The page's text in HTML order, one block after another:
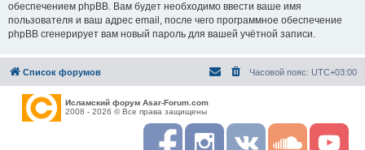
обеспечением phpBB. Вам будет необходимо ввести ваше имя
пользователя и ваш адрес email, после чего программное обеспечение
phpBB сгенерирует вам новый пароль для вашей учётной записи.
Список форумов Часовой пояс: UTC+03:00
Исламский форум Asar-Forum.com
2008 - 2026 © Все права защищены
F I R S Y